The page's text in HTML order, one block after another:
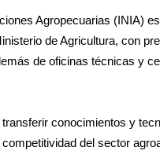
Agropecuarias (INIA)
de Agricultura, con
de oficinas técnicas y
conocimientos y
del sector